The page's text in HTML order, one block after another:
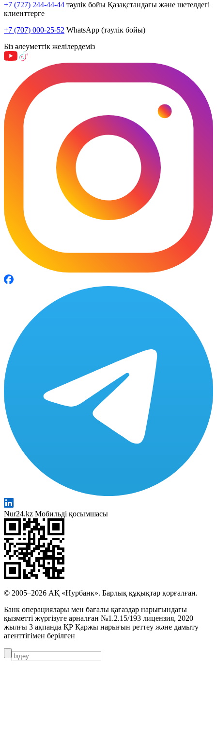
+7 (727) 244-44-44 тәулік бойы Қазақстандағы және шетелдегі
клиенттерге
+7 (707) 000-25-52 WhatsApp (тәулік бойы)
Біз әлеуметтік желілердеміз
Nur24.kz Мобильді қосымшасы
© 2005–2026 АҚ «Нурбанк». Барлық құқықтар қорғалған.
Банк операциялары мен бағалы қағаздар нарығындағы
қызметті жүргізуге арналған №1.2.15/193 лицензия, 2020
жылғы 3 ақпанда ҚР Қаржы нарығын реттеу және дамыту
агенттігімен берілген